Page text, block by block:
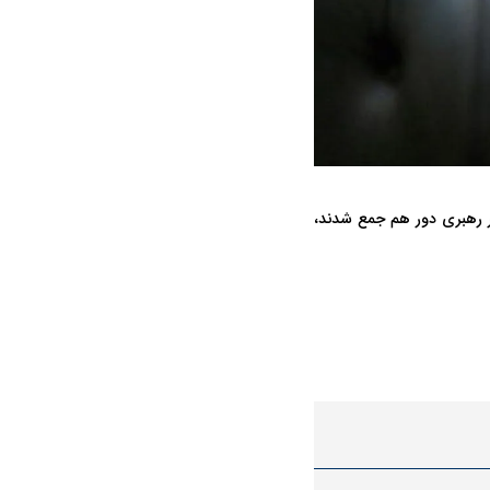
رهبری دور هم جمع شدند،
سریع‌تر، پنهان‌کارتر و
هواپیمای مرموز E-11A BACN چیست؟